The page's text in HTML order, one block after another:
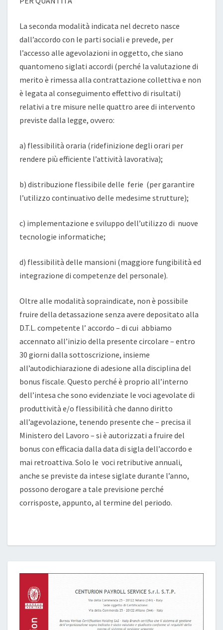
La seconda modalità indicata nel decreto nasce
dall’accordo con le parti sociali e prevede, per
l’accesso alle agevolazioni in oggetto, che siano
quantomeno siglati accordi (perché la valutazione di
merito è rimessa alla contrattazione collettiva e non
è legata al conseguimento effettivo di risultati)
relativi a tre misure nelle quattro aree di intervento
previste dalla legge, ovvero:
a) flessibilità oraria (ridefinizione degli orari per
rendere più efficiente l’attività lavorativa);
b) distribuzione flessibile delle ferie (per garantire
l’utilizzo continuativo delle medesime strutture);
c) implementazione e sviluppo dell’utilizzo di nuove
tecnologie informatiche;
d) flessibilità delle mansioni (maggiore fungibilità ed
integrazione di competenze del personale).
Oltre alle modalità sopraindicate, non è possibile
fruire della detassazione senza avere depositato alla
D.T.L. competente l’ accordo – di cui abbiamo
accennato all’inizio della presente circolare – entro
30 giorni dalla sottoscrizione, insieme
all’autodichiarazione di adesione alla disciplina del
bonus fiscale. Questo perché è proprio all’interno
dell’intesa che sono evidenziate le voci agevolate di
produttività e/o flessibilità che danno diritto
all’agevolazione, tenendo presente che – precisa il
Ministero del Lavoro – si è autorizzati a fruire del
bonus con efficacia dalla data di sigla dell’accordo e
mai retroattiva. Solo le voci retributive annuali,
anche se previste da intese siglate durante l’anno,
possono derogare a tale previsione perché
corrisposte, appunto, al termine del periodo.